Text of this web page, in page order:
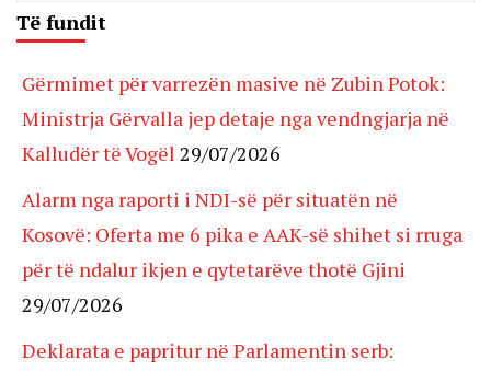
Të fundit
Gërmimet për varrezën masive në Zubin Potok:
Ministrja Gërvalla jep detaje nga vendngjarja në
Kalludër të Vogël 29/07/2026
Alarm nga raporti i NDI-së për situatën në
Kosovë: Oferta me 6 pika e AAK-së shihet si rruga
për të ndalur ikjen e qytetarëve thotë Gjini
29/07/2026
Deklarata e papritur në Parlamentin serb: